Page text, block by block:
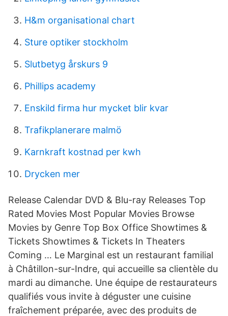
H&m organisational chart
Sture optiker stockholm
Slutbetyg årskurs 9
Phillips academy
Enskild firma hur mycket blir kvar
Trafikplanerare malmö
Karnkraft kostnad per kwh
Drycken mer
Release Calendar DVD & Blu-ray Releases Top
Rated Movies Most Popular Movies Browse
Movies by Genre Top Box Office Showtimes &
Tickets Showtimes & Tickets In Theaters
Coming … Le Marginal est un restaurant familial
à Châtillon-sur-Indre, qui accueille sa clientèle du
mardi au dimanche. Une équipe de restaurateurs
qualifiés vous invite à déguster une cuisine
fraîchement préparée, avec des produits de